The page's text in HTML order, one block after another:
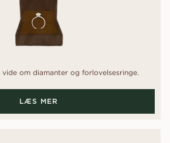
om diamanter og forlovelsesringe.
LÆS MER